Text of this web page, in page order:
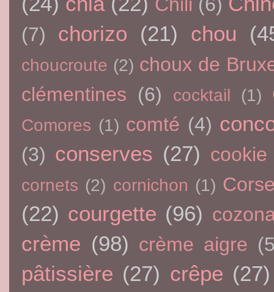
(7) chorizo (21) chou
choucroute (2) choux de
clémentines (6) cocktail (1)
Comores (1) comté (4)
(3) conserves (27) cookie
cornets (2) cornichon (1)
(22) courgette (96)
crème (98) crème aigre
pâtissière (27) crêpe (27)